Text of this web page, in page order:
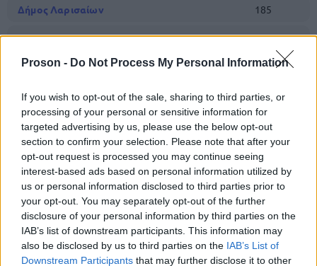
Proson - Do Not Process My Personal Information
If you wish to opt-out of the sale, sharing to third parties, or
processing of your personal or sensitive information for
targeted advertising by us, please use the below opt-out
section to confirm your selection. Please note that after your
opt-out request is processed you may continue seeing
interest-based ads based on personal information utilized by
us or personal information disclosed to third parties prior to
your opt-out. You may separately opt-out of the further
disclosure of your personal information by third parties on the
IAB’s list of downstream participants. This information may
also be disclosed by us to third parties on the IAB’s List of
Downstream Participants that may further disclose it to other
Δήμος Λαρισαίων 185
Δήμος Νεάπολης- Συκεών 74
Δήμος Νίκαιας - Αγίου Ιωάννη Ρέντη 112
Δήμος Ξάνθης 92
Δήμος Παύλου Μελά 117
Δήμος Φυλής 95
Δήμος Χανίων 165
ΔείτεΕΔΩόλους τα άρθρα για τους Σχολικούς
Καθαριστές